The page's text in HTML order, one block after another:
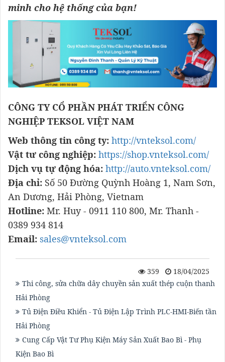
minh cho hệ thống của bạn!
CÔNG TY CỔ PHẦN PHÁT TRIỂN CÔNG
NGHIỆP TEKSOL VIỆT NAM
Web thông tin công ty: http://vnteksol.com/
Vật tư công nghiệp: https://shop.vnteksol.com/
Dịch vụ tự động hóa: http://auto.vnteksol.com/
Địa chỉ: Số 50 Đường Quỳnh Hoàng 1, Nam Sơn,
An Dương, Hải Phòng, Vietnam
Hotline: Mr. Huy - 0911 110 800, Mr. Thanh -
0389 934 814
Email: sales@vnteksol.com
359
18/04/2025
Thi công, sửa chữa dây chuyền sản xuất thép cuộn thanh
Hải Phòng
Tủ Điện Điều Khiển - Tủ Điện Lập Trình PLC-HMI-Biến tần
Hải Phòng
Cung Cấp Vật Tư Phụ Kiện Máy Sản Xuất Bao Bì - Phụ
Kiện Bao Bì